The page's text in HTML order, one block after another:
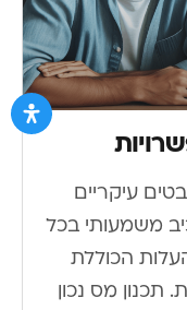
עיקריים
משמעותי בכל
הכוללת
תכנון מס נכון